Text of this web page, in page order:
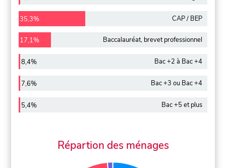
35,3% CAP / BEP
17,1% Baccalauréat, brevet professionnel
8,4% Bac +2 à Bac +4
7,6% Bac +3 ou Bac +4
5,4% Bac +5 et plus
Répartion des ménages